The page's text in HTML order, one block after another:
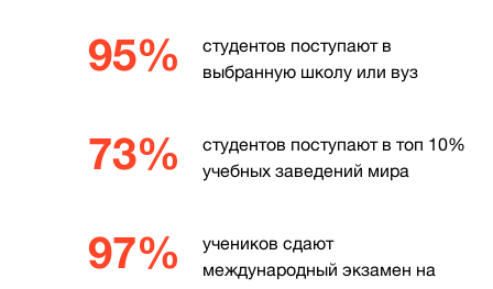
95%
студентов поступают в
выбранную школу или вуз
73%
студентов поступают в топ 10%
учебных заведений мира
97%
учеников сдают
международный экзамен на